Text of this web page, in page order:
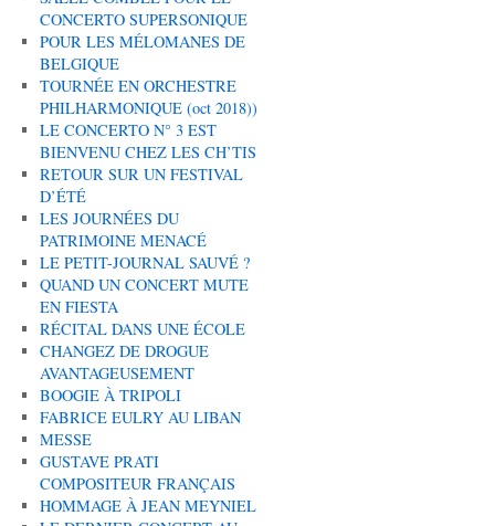
CONCERTO SUPERSONIQUE
POUR LES MÉLOMANES DE
BELGIQUE
TOURNÉE EN ORCHESTRE
PHILHARMONIQUE (oct 2018))
LE CONCERTO N° 3 EST
BIENVENU CHEZ LES CH’TIS
RETOUR SUR UN FESTIVAL
D’ÉTÉ
LES JOURNÉES DU
PATRIMOINE MENACÉ
LE PETIT-JOURNAL SAUVÉ ?
QUAND UN CONCERT MUTE
EN FIESTA
RÉCITAL DANS UNE ÉCOLE
CHANGEZ DE DROGUE
AVANTAGEUSEMENT
BOOGIE À TRIPOLI
FABRICE EULRY AU LIBAN
MESSE
GUSTAVE PRATI
COMPOSITEUR FRANÇAIS
HOMMAGE À JEAN MEYNIEL